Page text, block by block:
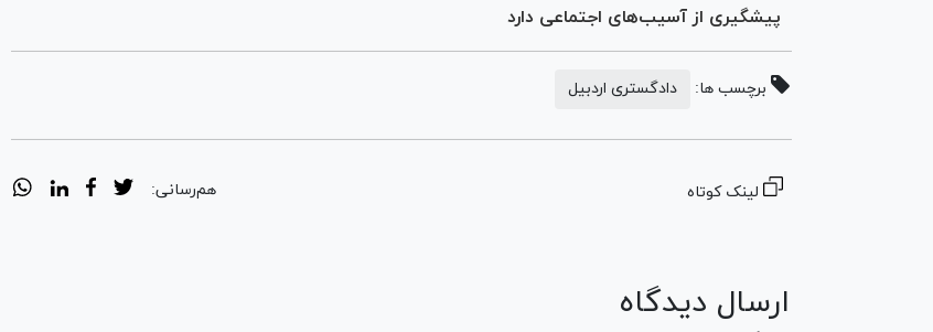
پیشگیری از آسیب‌های اجتماعی دارد
برچسب ها: دادگستری اردبیل
لینک کوتاه هم‌رسانی:
ارسال دیدگاه